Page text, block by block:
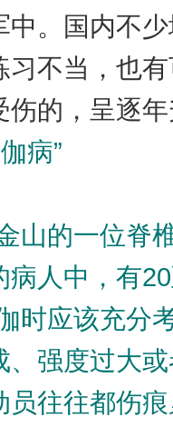
中。国内不
习不当，也
伤的，呈逐
病”
的一位脊椎
病人中，有
应该充分
、强度过大
往往都伤痕